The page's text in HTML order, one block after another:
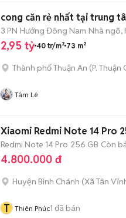
cong căn rẻ nhất tại trung
3 PN Hướng Đông Nam Nhà ngõ,
2,95 tỷ 40 tr/m² 73 m²
Thành phố Thuận An (P. Thuận
Tâm Lê
Xiaomi Redmi Note 14 Pro
Redmi Note 14 Pro 256 GB Còn
4.800.000 đ
Huyện Bình Chánh (Xã Tân
T Thiên Phúc1 đã bán